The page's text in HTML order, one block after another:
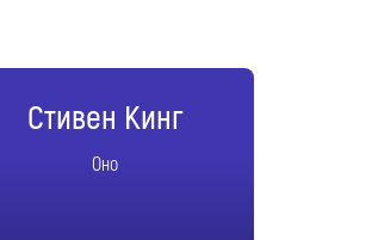
Стивен Кинг
Оно